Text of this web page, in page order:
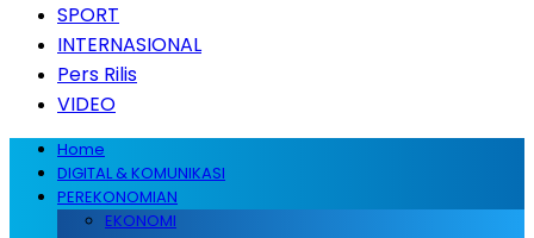
SPORT
INTERNASIONAL
Pers Rilis
VIDEO
Home
DIGITAL & KOMUNIKASI
PEREKONOMIAN
EKONOMI